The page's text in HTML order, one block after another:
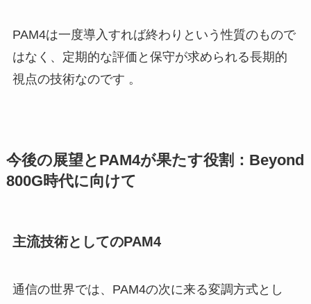
PAM4は一度導入すれば終わりという性質のもので
はなく、定期的な評価と保守が求められる長期的
視点の技術なのです 。
今後の展望とPAM4が果たす役割：Beyond
800G時代に向けて
主流技術としてのPAM4
通信の世界では、PAM4の次に来る変調方式とし